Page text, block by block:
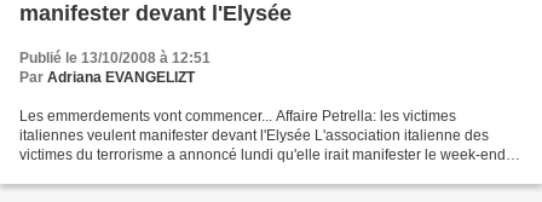
manifester devant l'Elysée
Publié le 13/10/2008 à 12:51
Par Adriana EVANGELIZT
Les emmerdements vont commencer... Affaire Petrella: les victimes
italiennes veulent manifester devant l'Elysée L'association italienne des
victimes du terrorisme a annoncé lundi qu'elle irait manifester le week-end